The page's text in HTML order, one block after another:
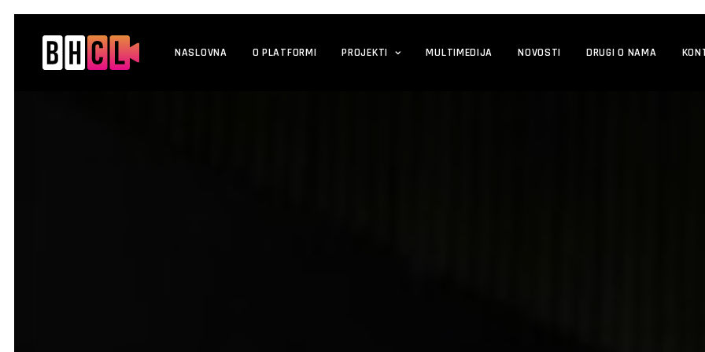
NASLOVNA O PLATFORMI PROJEKTI MULTIMEDIJA NOVOSTI DRUGI O NAMA